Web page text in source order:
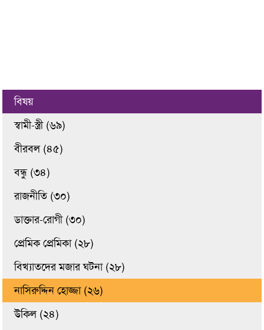
বিষয়
স্বামী-স্ত্রী (৬৯)
বীরবল (৪৫)
বন্ধু (৩৪)
রাজনীতি (৩০)
ডাক্তার-রোগী (৩০)
প্রেমিক প্রেমিকা (২৮)
বিখ্যাতদের মজার ঘটনা (২৮)
নাসিরুদ্দিন হোজ্জা (২৬)
উকিল (২৪)